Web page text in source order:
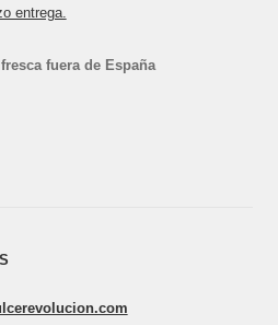
entrega.
fuera de España